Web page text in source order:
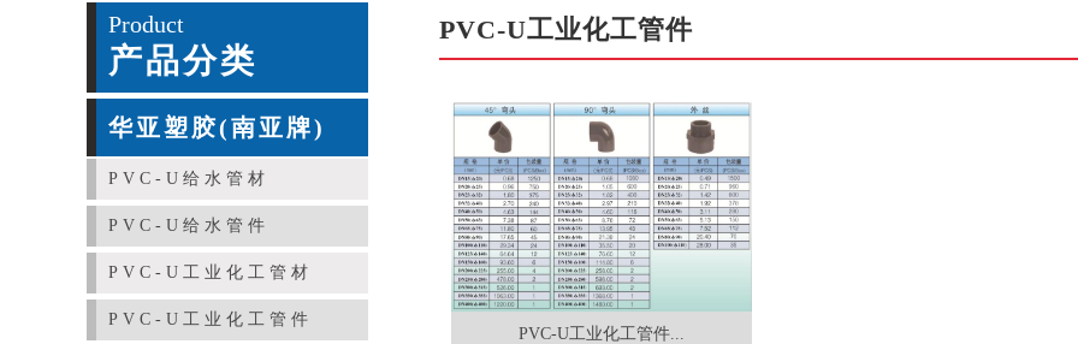
Product
产品分类
华亚塑胶(南亚牌)
PVC-U给水管材
PVC-U给水管件
PVC-U工业化工管材
PVC-U工业化工管件
PVC-U工业化工管件
PVC-U工业化工管件...